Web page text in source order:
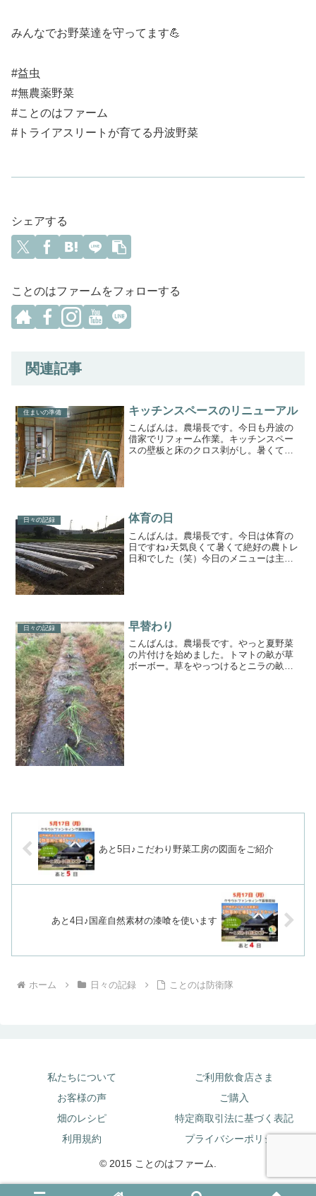
みんなでお野菜達を守ってます💪
#益虫
#無農薬野菜
#ことのはファーム
#トライアスリートが育てる丹波野菜
シェアする
ことのはファームをフォローする
関連記事
住まいの準備 キッチンスペースのリニューアル
こんばんは。農場長です。今日も丹波の
借家でリフォーム作業。キッチンスペー
スの壁板と床のクロス剥がし。暑くて汗
日々の記録 体育の日
こんばんは。農場長です。今日は体育の
日ですね♪天気良くて暑くて絶好の農トレ
日和でした（笑）今日のメニューは主に
日々の記録 早替わり
こんばんは。農場長です。やっと夏野菜
の片付けを始めました。トマトの畝が草
ボーボー。草をやっつけるとニラの畝に
あと5日♪こだわり野菜工房の図面をご紹介
あと4日♪国産自然素材の漆喰を使います
ホーム 日々の記録 ことのは防衛隊
私たちについて
ご利用飲食店さま
お客様の声
ご購入
畑のレシピ
特定商取引法に基づく表記
利用規約
プライバシーポリシー
© 2015 ことのはファーム.